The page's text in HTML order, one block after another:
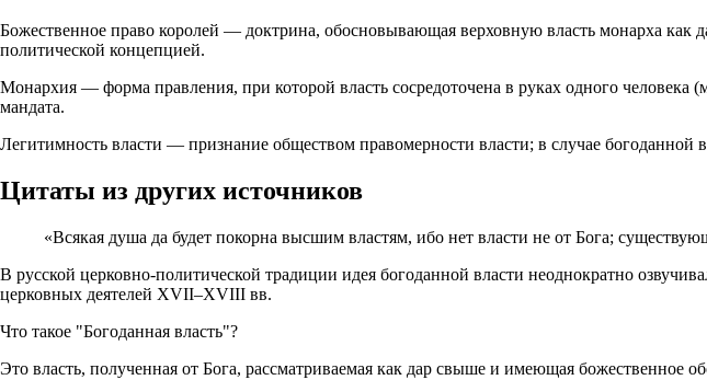
Божественное право королей — доктрина, обосновывающая верховную власть монарха как
политической концепцией.
Монархия — форма правления, при которой власть сосредоточена в руках одного человека
мандата.
Легитимность власти — признание обществом правомерности власти; в случае богоданной
Цитаты из других источников
«Всякая душа да будет покорна высшим властям, ибо нет власти не от Бога;
В русской церковно‑политической традиции идея богоданной власти неоднократно
церковных деятелей XVII–XVIII вв.
Что такое "Богоданная власть"?
Это власть, полученная от Бога, рассматриваемая как дар свыше и имеющая божественное